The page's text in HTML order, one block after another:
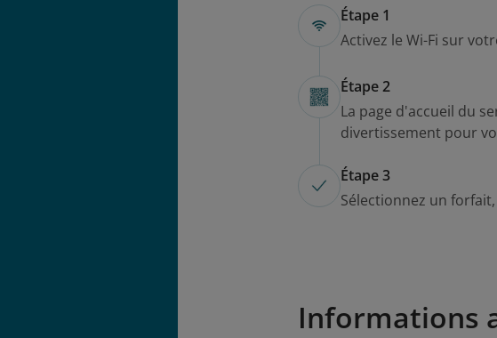
Étape 1
Activez le Wi-Fi sur
Étape 2
La page d'accueil du
divertissement pour
Étape 3
Sélectionnez un
Informations